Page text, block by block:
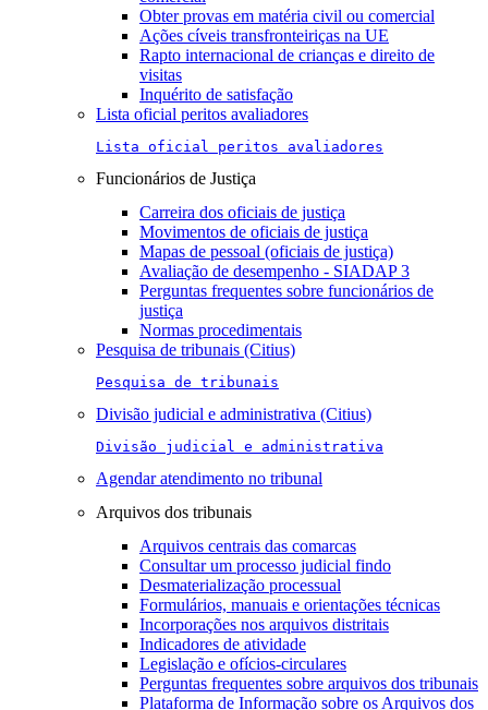
Obter provas em matéria civil ou comercial
Ações cíveis transfronteiriças na UE
Rapto internacional de crianças e direito de
visitas
Inquérito de satisfação
Lista oficial peritos avaliadores
Lista oficial peritos avaliadores
Funcionários de Justiça
Carreira dos oficiais de justiça
Movimentos de oficiais de justiça
Mapas de pessoal (oficiais de justiça)
Avaliação de desempenho - SIADAP 3
Perguntas frequentes sobre funcionários de
justiça
Normas procedimentais
Pesquisa de tribunais (Citius)
Pesquisa de tribunais
Divisão judicial e administrativa (Citius)
Divisão judicial e administrativa
Agendar atendimento no tribunal
Arquivos dos tribunais
Arquivos centrais das comarcas
Consultar um processo judicial findo
Desmaterialização processual
Formulários, manuais e orientações técnicas
Incorporações nos arquivos distritais
Indicadores de atividade
Legislação e ofícios-circulares
Perguntas frequentes sobre arquivos dos tribunais
Plataforma de Informação sobre os Arquivos dos